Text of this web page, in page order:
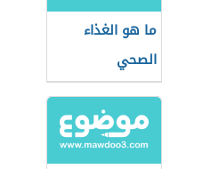
ما هو الغذاء
الصحي